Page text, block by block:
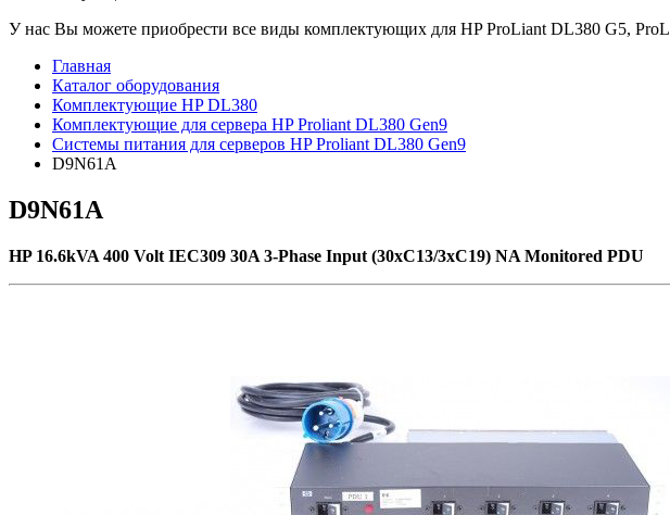
У нас Вы можете приобрести все виды комплектующих для HP ProLiant DL380 G5,
Главная
Каталог оборудования
Комплектующие HP DL380
Комплектующие для сервера HP Proliant DL380 Gen9
Системы питания для серверов HP Proliant DL380 Gen9
D9N61A
D9N61A
HP 16.6kVA 400 Volt IEC309 30A 3-Phase Input (30xC13/3xC19) NA Monitored PDU